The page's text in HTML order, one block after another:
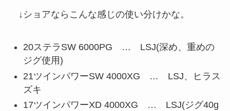
↓ショアならこんな感じの使い分けかな。
20ステラSW 6000PG … LSJ(深め、重めの
ジグ使用)
21ツインパワーSW 4000XG … LSJ、ヒラス
ズキ
17ツインパワーXD 4000XG … LSJ(ジグ40g